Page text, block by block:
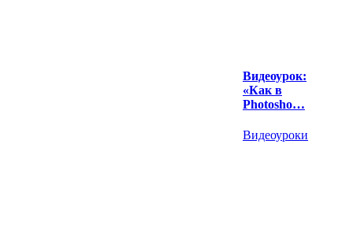
Видеоурок:
«Как в
Photosho…
Видеоуроки